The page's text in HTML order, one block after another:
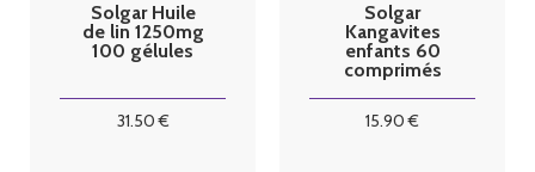
Solgar Huile
de lin 1250mg
100 gélules
31.50€
Solgar
Kangavites
enfants 60
comprimés
15.90 €